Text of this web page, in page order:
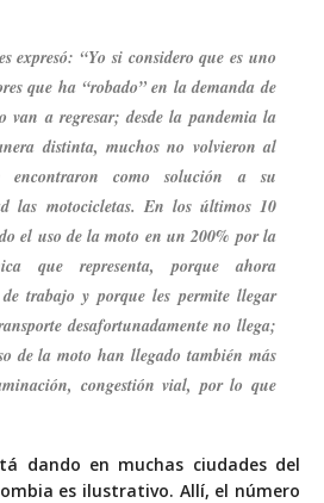
expresó: “Yo si considero que es uno
que ha “robado” en la demanda de
van a regresar; desde la pandemia la
distinta, muchos no volvieron al
encontraron como solución a su
las motocicletas. En los últimos 10
el uso de la moto en un 200% por la
que representa, porque ahora
trabajo y porque les permite llegar
desafortunadamente no llega;
de la moto han llegado también más
congestión vial, por lo que
dando en muchas ciudades del
es ilustrativo. Allí, el número